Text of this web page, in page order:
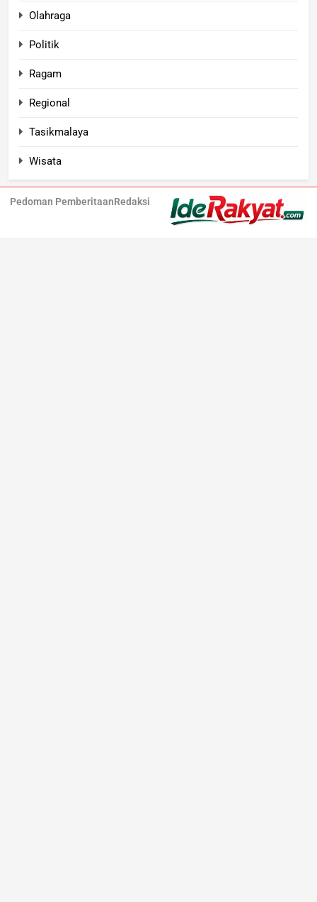
Olahraga
Politik
Ragam
Regional
Tasikmalaya
Wisata
Pedoman PemberitaanRedaksi